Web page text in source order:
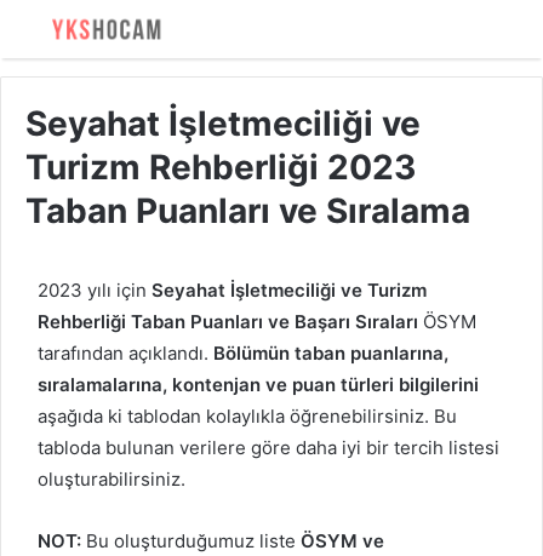
Seyahat İşletmeciliği ve
Turizm Rehberliği 2023
Taban Puanları ve Sıralama
2023 yılı için Seyahat İşletmeciliği ve Turizm
Rehberliği Taban Puanları ve Başarı Sıraları ÖSYM
tarafından açıklandı. Bölümün taban puanlarına,
sıralamalarına, kontenjan ve puan türleri bilgilerini
aşağıda ki tablodan kolaylıkla öğrenebilirsiniz. Bu
tabloda bulunan verilere göre daha iyi bir tercih listesi
oluşturabilirsiniz.
NOT: Bu oluşturduğumuz liste ÖSYM ve